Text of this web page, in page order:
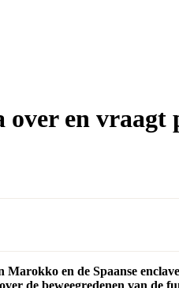
over en vraagt
en de Spaanse
de beweegredenen van de